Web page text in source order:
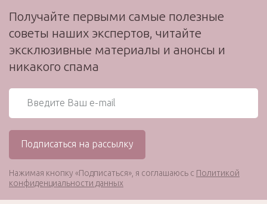
Получайте первыми самые полезные
советы наших экспертов, читайте
эксклюзивные материалы и анонсы и
никакого спама
Нажимая кнопку «Подписаться», я соглашаюсь с Политикой
конфиденциальности данных